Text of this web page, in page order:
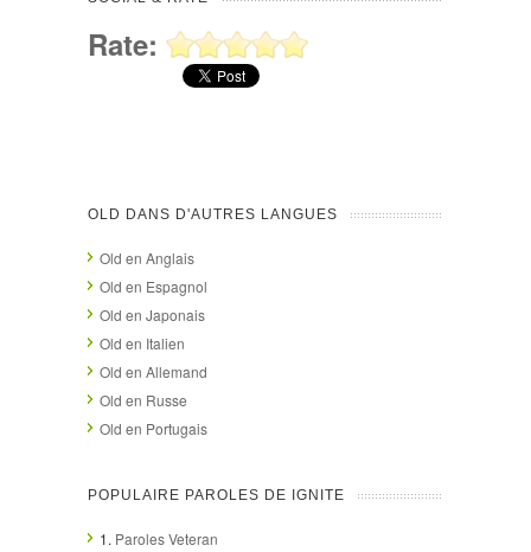
Rate:
OLD DANS D'AUTRES LANGUES
Old en Anglais
Old en Espagnol
Old en Japonais
Old en Italien
Old en Allemand
Old en Russe
Old en Portugais
POPULAIRE PAROLES DE IGNITE
1. Paroles Veteran